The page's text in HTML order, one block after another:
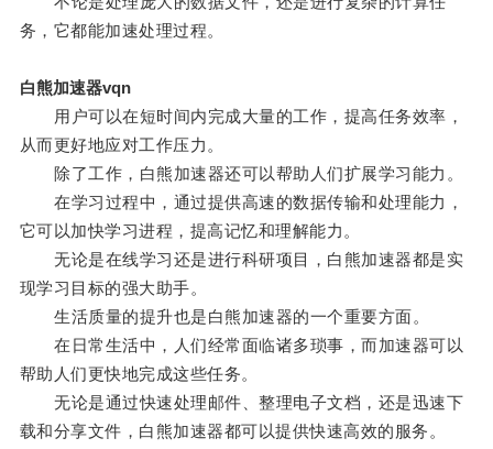
务，它都能加速处理过程。
白熊加速器vqn
用户可以在短时间内完成大量的工作，提高任务效率，
从而更好地应对工作压力。
除了工作，白熊加速器还可以帮助人们扩展学习能力。
在学习过程中，通过提供高速的数据传输和处理能力，
它可以加快学习进程，提高记忆和理解能力。
无论是在线学习还是进行科研项目，白熊加速器都是实
现学习目标的强大助手。
生活质量的提升也是白熊加速器的一个重要方面。
在日常生活中，人们经常面临诸多琐事，而加速器可以
帮助人们更快地完成这些任务。
无论是通过快速处理邮件、整理电子文档，还是迅速下
载和分享文件，白熊加速器都可以提供快速高效的服务。